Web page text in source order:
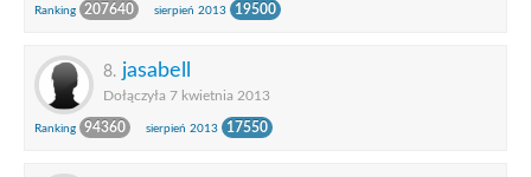
Ranking 207640 sierpień 2013 19500
8. jasabell
Dołączyła 7 kwietnia 2013
Ranking 94360 sierpień 2013 17550